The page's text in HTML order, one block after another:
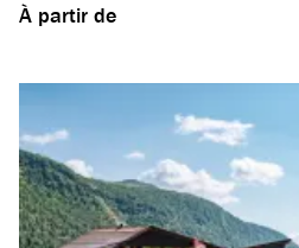
À partir de